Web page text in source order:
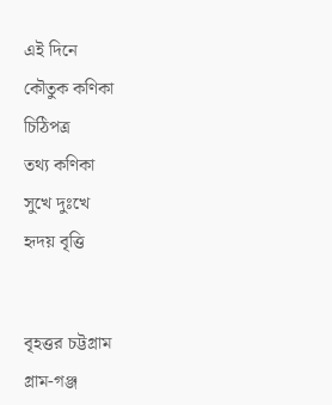
এই দিনে
কৌতুক কণিকা
চিঠিপত্র
তথ্য কণিকা
সুখে দুঃখে
হৃদয় বৃত্তি
বৃহত্তর চট্টগ্রাম
গ্রাম-গঞ্জ